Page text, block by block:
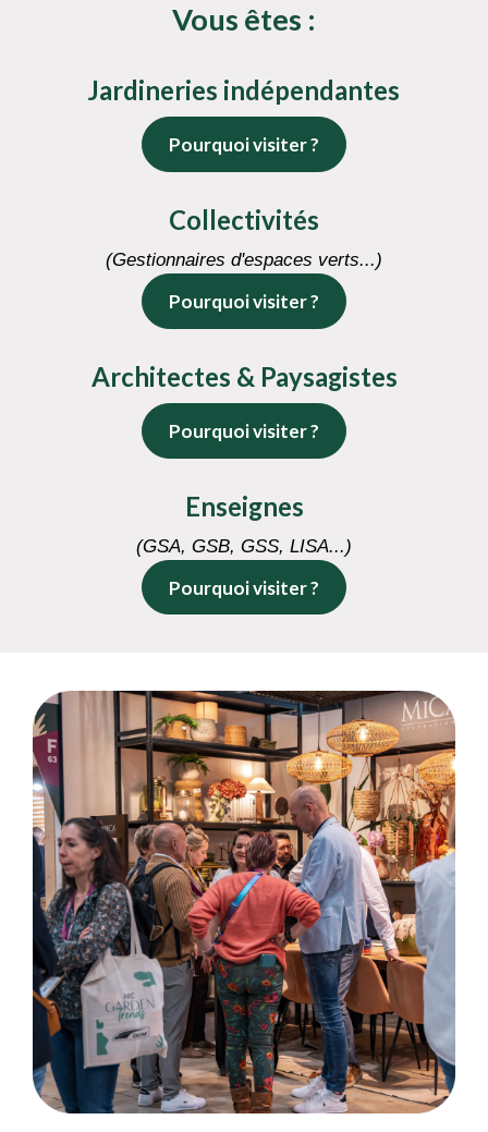
Vous êtes :
Jardineries indépendantes
Pourquoi visiter ?
Collectivités
(Gestionnaires d'espaces verts...)
Pourquoi visiter ?
Architectes & Paysagistes
Pourquoi visiter ?
Enseignes
(GSA, GSB, GSS, LISA...)
Pourquoi visiter ?